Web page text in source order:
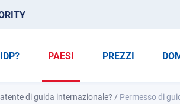
PAESI PREZZI
di guida internazionale? / Permesso di